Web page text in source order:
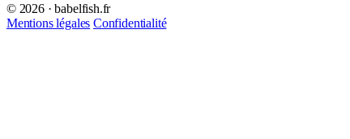
© 2026 · babelfish.fr
Mentions légales Confidentialité